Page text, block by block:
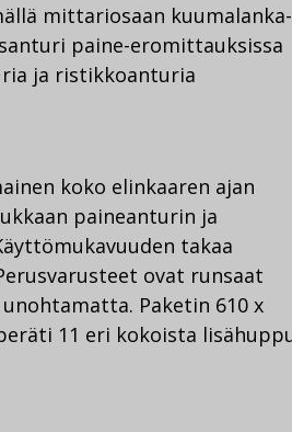
mittariosaan kuumalanka-
paine-eromittauksissa
ja ristikkoanturia
koko elinkaaren ajan
paineanturin ja
takaa
ovat runsaat
Paketin 610 x
11 eri kokoista